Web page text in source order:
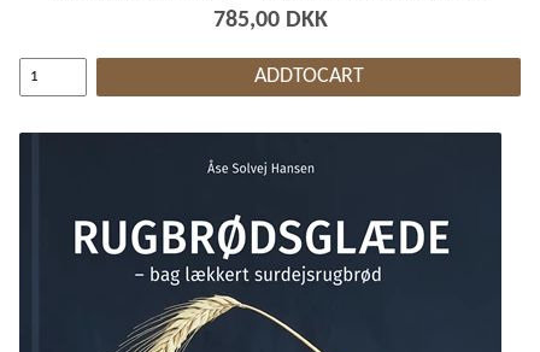
785,00 DKK
ADDTOCART